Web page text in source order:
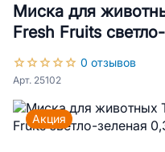
Миска для
Fresh Fruits
0 отзывов
Арт. 25102
Акция